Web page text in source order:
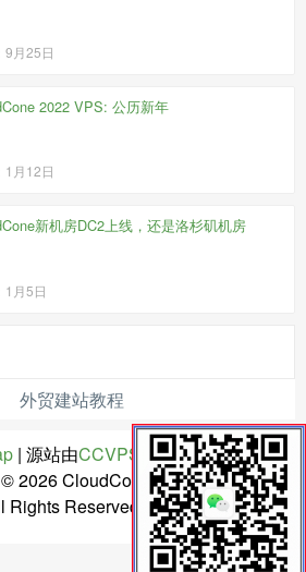
9月25日
2022 VPS: 公历新年
1月12日
新机房DC2上线，还是洛杉矶机房
1月5日
外贸建站教程
| 源站由CCVPS
托管
2026 CloudCone中文网
Rights Reserved